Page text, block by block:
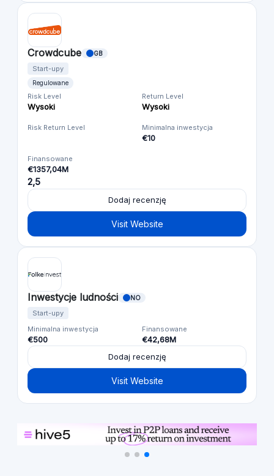
Crowdcube GB
Start-upy
Regulowane
Risk Level
Wysoki
Return Level
Wysoki
Risk Return Level Minimalna inwestycja
€10
Finansowane
€1357,04M
2,5
Dodaj recenzję
Visit Website
Inwestycje ludności NO
Start-upy
Minimalna inwestycja
€500
Finansowane
€42,68M
Dodaj recenzję
Visit Website